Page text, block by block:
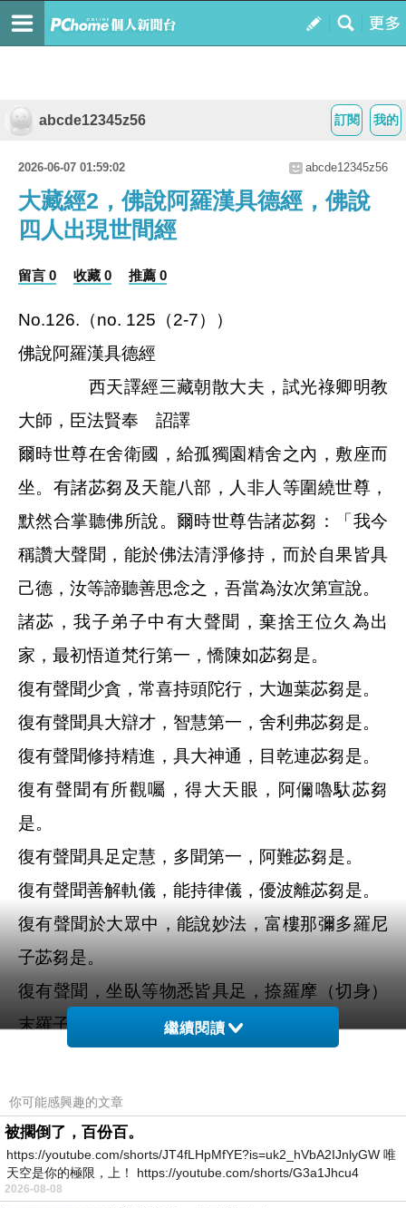
我的
訂閱
abcde12345z56
2026-06-07 01:59:02 abcde12345z56
大藏經2，佛說阿羅漢具德經，佛說
四人出現世間經
留言 0 收藏 0 推薦 0
No.126. （no. 125 （2-7））
佛說阿羅漢具德經
西天譯經三藏朝散大夫，試光祿卿明教
大師，臣法賢奉 詔譯
爾時世尊在舍衛國，給孤獨園精舍之內，敷座而
坐。有諸苾芻及天龍八部，人非人等圍繞世尊，
默然合掌聽佛所說。爾時世尊告諸苾芻：「我今
稱讚大聲聞，能於佛法清淨修持，而於自果皆具
己德，汝等諦聽善思念之，吾當為汝次第宣說。
諸苾，我子弟子中有大聲聞，棄捨王位久為出
家，最初悟道梵行第一，憍陳如苾芻是。
復有聲聞少貪，常喜持頭陀行，大迦葉苾芻是。
復有聲聞具大辯才，智慧第一，舍利弗苾芻是。
復有聲聞修持精進，具大神通，目乾連苾芻是。
復有聲聞有所觀囑，得大天眼，阿儞嚕馱苾芻
是。
復有聲聞具足定慧，多聞第一，阿難苾芻是。
復有聲聞善解軌儀，能持律儀，優波離苾芻是。
復有聲聞於大眾中，能說妙法，富樓那彌多羅尼
子苾芻是。
復有聲聞，坐臥等物悉皆具足，捺羅摩（切身）
末羅子苾芻是。
苾芻是。
復有聲聞善解經律，而能論義，迦旃延苾芻是。
復有聲聞，能於佛法信解第一，末朅哩苾芻是。
復有聲聞，修持得果光顯氏族，迦留陀夷苾芻
繼續閱讀
你可能感興趣的文章
被擱倒了，百份百。
https://youtube.com/shorts/JT4fLHpMfYE?is=uk2_hVbA2IJnlyGW 唯
天空是你的極限，上！ https://youtube.com/shorts/G3a1Jhcu4
2026-08-08